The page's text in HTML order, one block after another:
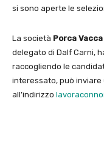
si sono aperte le
La società Porca Vacca
delegato di Dalf Carni,
raccogliendo le
interessato, può inviare
all’indirizzo